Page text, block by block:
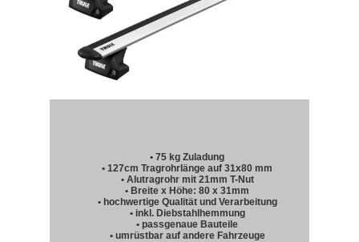
• 75 kg Zuladung
• 127cm Tragrohrlänge auf 31x80 mm
• Alutragrohr mit 21mm T-Nut
• Breite x Höhe: 80 x 31mm
• hochwertige Qualität und Verarbeitung
• inkl. Diebstahlhemmung
• passgenaue Bauteile
• umrüstbar auf andere Fahrzeuge